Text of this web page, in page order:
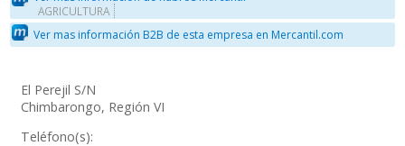
AGRICULTURA
Ver mas información B2B de esta empresa en Mercantil.com
El Perejil S/N
Chimbarongo, Región VI
Teléfono(s):